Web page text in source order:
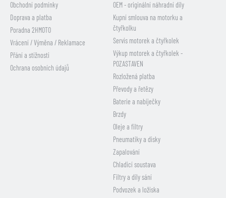
Obchodní podmínky
Doprava a platba
Poradna 2HMOTO
Vrácení / Výměna / Reklamace
Přání a stížnosti
Ochrana osobních údajů
OEM - originální náhradní díly
Kupní smlouva na motorku a
čtyřkolku
Servis motorek a čtyřkolek
Výkup motorek a čtyřkolek -
POZASTAVEN
Rozložená platba
Převody a řetězy
Baterie a nabíječky
Brzdy
Oleje a filtry
Pneumatiky a disky
Zapalování
Chladicí soustava
Filtry a díly sání
Podvozek a ložiska